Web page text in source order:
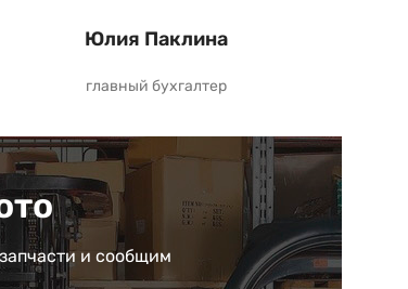
Юлия Паклина
главный бухгалтер
и сообщим